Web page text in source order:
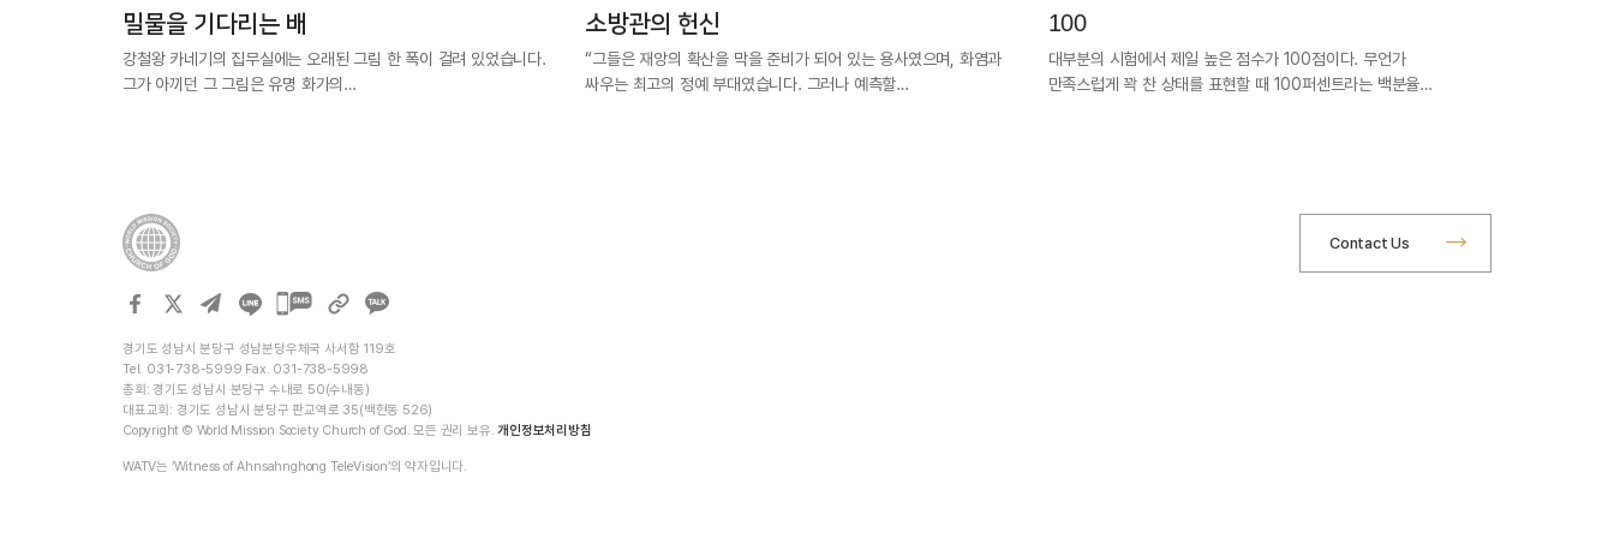
밀물을 기다리는 배
강철왕 카네기의 집무실에는 오래된 그림 한 폭이 걸려 있었습니다.
그가 아끼던 그 그림은 유명 화가의…
소방관의 헌신
“그들은 재앙의 확산을 막을 준비가 되어 있는 용사였으며, 화염과
싸우는 최고의 정예 부대였습니다. 그러나 예측할…
100
대부분의 시험에서 제일 높은 점수가 100점이다. 무언가
만족스럽게 꽉 찬 상태를 표현할 때 100퍼센트라는 백분율…
카카오톡
경기도 성남시 분당구 성남분당우체국 사서함 119호
Tel. 031-738-5999 Fax. 031-738-5998
총회: 경기도 성남시 분당구 수내로 50(수내동)
대표교회: 경기도 성남시 분당구 판교역로 35(백현동 526)
Copyright © World Mission Society Church of God. 모든 권리 보유.개인정보처리방침
WATV는 ‘Witness of Ahnsahnghong TeleVision’의 약자입니다.
Contact Us